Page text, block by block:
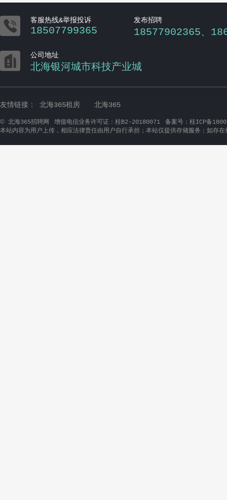
 客服热线&举报投诉
18507799365
发布招聘
18577902365、
 公司地址
北海银河城市科技产业城
友情链接： 北海365租房 北海365
© 北海365招聘网 增值电信业务许可证：桂B2-20180071
备案号：桂ICP备
本站内容为用户上传，相应法律责任由用户自行承担；本站仅提供存储服务；如存